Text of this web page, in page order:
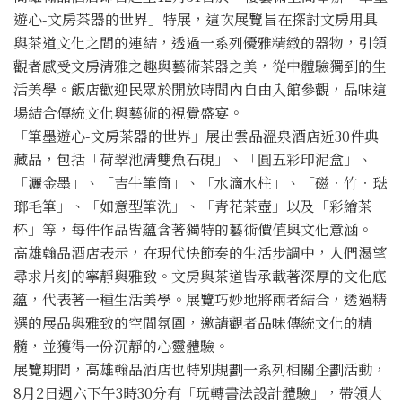
遊心-文房茶器的世界」特展，這次展覽旨在探討文房用具
與茶道文化之間的連結，透過一系列優雅精緻的器物，引領
觀者感受文房清雅之趣與藝術茶器之美，從中體驗獨到的生
活美學。飯店歡迎民眾於開放時間內自由入館參觀，品味這
場結合傳統文化與藝術的視覺盛宴。
「筆墨遊心-文房茶器的世界」展出雲品溫泉酒店近30件典
藏品，包括「荷翠池清雙魚石硯」、「圓五彩印泥盒」、
「灑金墨」、「吉牛筆筒」、「水滴水柱」、「磁‧竹‧琺
瑯毛筆」、「如意型筆洗」、「青花茶壺」以及「彩繪茶
杯」等，每件作品皆蘊含著獨特的藝術價值與文化意涵。
高雄翰品酒店表示，在現代快節奏的生活步調中，人們渴望
尋求片刻的寧靜與雅致。文房與茶道皆承載著深厚的文化底
蘊，代表著一種生活美學。展覽巧妙地將兩者結合，透過精
選的展品與雅致的空間氛圍，邀請觀者品味傳統文化的精
髓，並獲得一份沉靜的心靈體驗。
展覽期間，高雄翰品酒店也特別規劃一系列相關企劃活動，
8月2日週六下午3時30分有「玩轉書法設計體驗」，帶領大